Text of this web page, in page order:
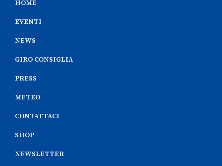
HOME
EVENTI
NEWS
GIRO CONSIGLIA
PRESS
METEO
CONTATTACI
SHOP
NEWSLETTER